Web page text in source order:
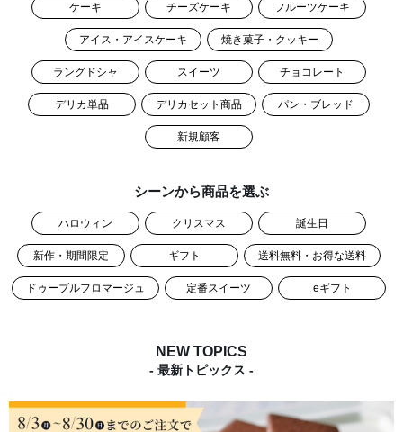
ケーキ チーズケーキ フルーツケーキ
アイス・アイスケーキ 焼き菓子・クッキー
ラングドシャ スイーツ チョコレート
デリカ単品 デリカセット商品 パン・ブレッド
新規顧客
シーンから商品を選ぶ
ハロウィン クリスマス 誕生日
新作・期間限定 ギフト 送料無料・お得な送料
ドゥーブルフロマージュ 定番スイーツ eギフト
NEW TOPICS
- 最新トピックス -